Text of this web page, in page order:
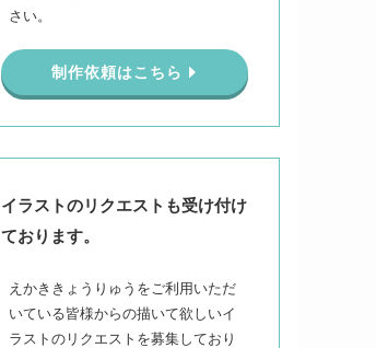
さい。
制作依頼はこちら
イラストのリクエストも受け付け
ております。
えかききょうりゅうをご利用いただ
いている皆様からの描いて欲しいイ
ラストのリクエストを募集しており